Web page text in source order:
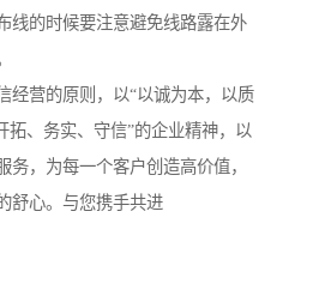
线的时候要注意避免线路露在外
经营的原则，以“以诚为本，以质
拓、务实、守信”的企业精神，以
务，为每一个客户创造高价值，
舒心。与您携手共进